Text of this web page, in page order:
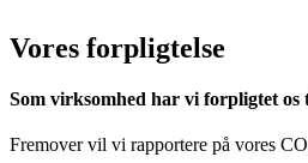
Vores forpligtelse
Som virksomhed har vi forpligtet os
Fremover vil vi rapportere på vores CO